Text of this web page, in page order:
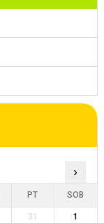
›
PT SOB
31
1